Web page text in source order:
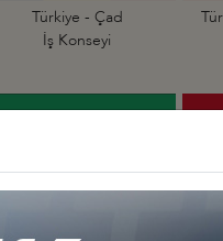
Türkiye - Çad
İş Konseyi